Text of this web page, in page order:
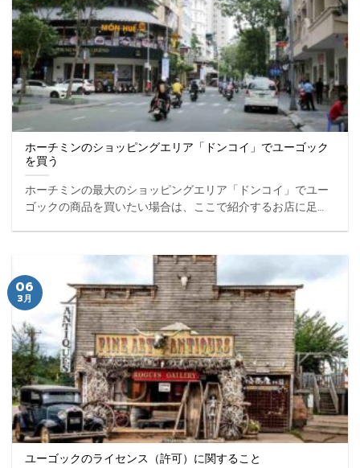
ホーチミンのショッピングエリア「ドンコイ」でユーゴック
を買う
ホーチミンの最大のショッピングエリア「ドンコイ」でユー
ゴックの商品を買いたい場合は、ここで紹介するお店に足を
ユーゴックのライセンス（許可）に関すること
06
3月